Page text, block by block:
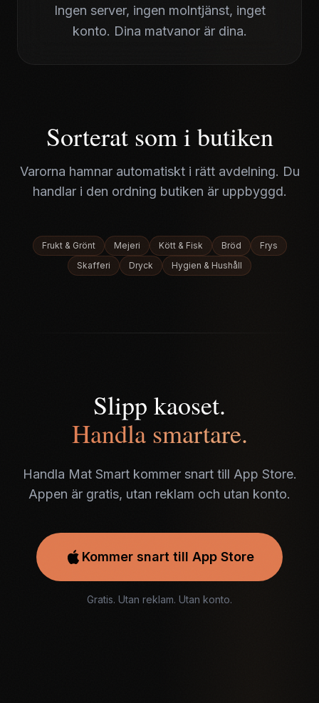
Ingen server, ingen molntjänst, inget
konto. Dina matvanor är dina.
Sorterat som i butiken
Varorna hamnar automatiskt i rätt avdelning. Du
handlar i den ordning butiken är uppbyggd.
Frukt & Grönt Mejeri Kött & Fisk Bröd
Frys
Skafferi
Dryck Hygien & Hushåll
Slipp kaoset.
Handla smartare.
Handla Mat Smart kommer snart till App Store.
Appen är gratis, utan reklam och utan konto.
Kommer snart till App Store
Gratis. Utan reklam. Utan konto.